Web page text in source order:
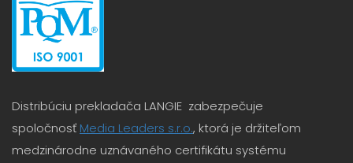
Distribúciu prekladača LANGIE zabezpečuje
spoločnosť Media Leaders s.r.o., ktorá je držiteľom
medzinárodne uznávaného certifikátu systému